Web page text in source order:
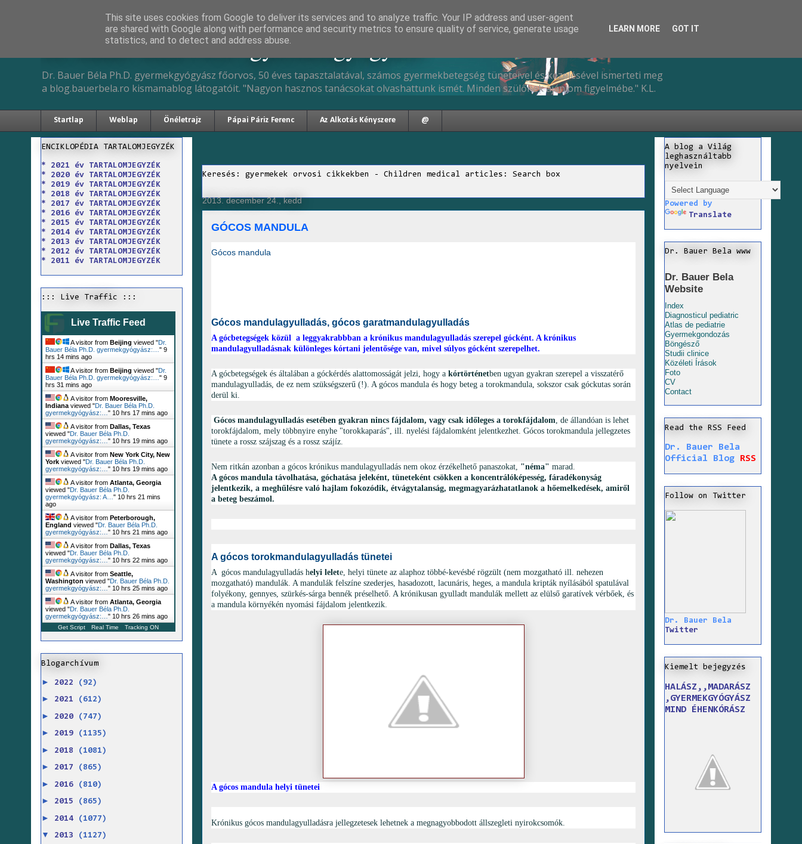
Dr. Bauer Béla Ph.D. gyermekgyógyász
Dr. Bauer Béla Ph.D. gyermekgyógyász főorvos, 50 éves tapasztalatával, számos gyermekbetegség tüneteivel és kezelésével ismerteti meg
a blog.bauerbela.ro kismamablog látogatóit. "Nagyon hasznos tanácsokat olvashattunk ismét. Minden szülőnek ajánlom figyelmébe." K.L.
Startlap Weblap Önéletrajz Pápai Páriz Ferenc Az Alkotás Kényszere @
Keresés: gyermekek orvosi cikkekben - Children medical articles: Search box
2013. december 24., kedd
GÓCOS MANDULA
Gócos mandula
Gócos mandulagyulladás, gócos garatmandulagyulladás
A gócbetegségek közül a leggyakrabbban a krónikus mandulagyulladás szerepel gócként. A krónikus
mandulagyulladásnak különleges kórtani jelentősége van, mivel súlyos gócként szerepelhet.
A gócbetegségek és általában a góckérdés alattomosságát jelzi, hogy a kórtörténetben ugyan gyakran szerepel a visszatérő
mandulagyulladás, de ez nem szükségszerű (!). A gócos mandula és hogy beteg a torokmandula, sokszor csak góckutas során
derül ki.
Gócos mandulagyulladás esetében gyakran nincs fájdalom, vagy csak időleges a torokfájdalom , de állandóan is lehet
torokfájdalom, mely többnyire enyhe "torokkaparás", ill. nyelési fájdalomként jelentkezhet. Gócos torokmandula jellegzetes
tünete a rossz szájszag és a rossz szájíz.
Nem ritkán azonban a gócos krónikus mandulagyulladás nem okoz érzékelhető panaszokat, "néma" marad.
A gócos mandula távolhatása, góchatása jeleként, tüneteként csökken a koncentrálóképesség, fáradékonyság
jelentkezik, a meghűlésre való hajlam fokozódik, étvágytalanság, megmagyarázhatatlanok a hőemelkedések, amiről
a beteg beszámol.
A gócos torokmandulagyulladás tünetei
A gócos mandulagyulladás helyi lelete, helyi tünete az alaphoz többé-kevésbé rögzült (nem mozgatható ill. nehezen
mozgatható) mandulák. A mandulák felszíne szederjes, hasadozott, lacunáris, heges, a mandula kripták nyílásából spatulával
folyékony, gennyes, szürkés-sárga bennék préselhető. A krónikusan gyulladt mandulák mellett az elülső garatívek vérbőek, és
a mandula környékén nyomási fájdalom jelentkezik.
A gócos mandula helyi tünetei
Krónikus gócos mandulagyulladásra jellegzetesek lehetnek a megnagyobbodott állszegleti nyirokcsomók.
ENCIKLOPÉDIA TARTALOMJEGYZÉK
* 2021 év TARTALOMJEGYZÉK
* 2020 év TARTALOMJEGYZÉK
* 2019 év TARTALOMJEGYZÉK
* 2018 év TARTALOMJEGYZÉK
* 2017 év TARTALOMJEGYZÉK
* 2016 év TARTALOMJEGYZÉK
* 2015 év TARTALOMJEGYZÉK
* 2014 év TARTALOMJEGYZÉK
* 2013 év TARTALOMJEGYZÉK
* 2012 év TARTALOMJEGYZÉK
* 2011 év TARTALOMJEGYZÉK
::: Live Traffic :::
Live Traffic Feed
A visitor from Beijing viewed "Dr.
Bauer Béla Ph.D. gyermekgyógyász:… " 9
hrs 14 mins ago
A visitor from Beijing viewed "Dr.
Bauer Béla Ph.D. gyermekgyógyász:… " 9
hrs 31 mins ago
A visitor from Mooresville,
Indiana viewed "Dr. Bauer Béla Ph.D.
gyermekgyógyász:… " 10 hrs 17 mins ago
A visitor from Dallas, Texas
viewed "Dr. Bauer Béla Ph.D.
gyermekgyógyász:… " 10 hrs 19 mins ago
A visitor from New York City, New
York viewed "Dr. Bauer Béla Ph.D.
gyermekgyógyász:… " 10 hrs 19 mins ago
A visitor from Atlanta, Georgia
viewed "Dr. Bauer Béla Ph.D.
gyermekgyógyász: A… " 10 hrs 21 mins
ago
A visitor from Peterborough,
England viewed "Dr. Bauer Béla Ph.D.
gyermekgyógyász:… " 10 hrs 22 mins ago
A visitor from Dallas, Texas
viewed "Dr. Bauer Béla Ph.D.
gyermekgyógyász:… " 10 hrs 22 mins ago
A visitor from Seattle,
Washington viewed "Dr. Bauer Béla Ph.D.
gyermekgyógyász:… " 10 hrs 25 mins ago
A visitor from Atlanta, Georgia
viewed "Dr. Bauer Béla Ph.D.
gyermekgyógyász:… " 10 hrs 26 mins ago
Get Script Real Time Tracking ON
Blogarchívum
► 2022 (92)
► 2021 (612)
► 2020 (747)
► 2019 (1135)
► 2018 (1081)
► 2017 (865)
► 2016 (810)
► 2015 (865)
► 2014 (1077)
▼ 2013 (1127)
A blog a Világ
leghasználtabb
nyelvein
Powered by
Translate
Dr. Bauer Bela www
Dr. Bauer Bela
Website
Index
Diagnosticul pediatric
Atlas de pediatrie
Gyermekgondozás
Böngésző
Studii clinice
Közéleti Írások
Foto
CV
Contact
Read the RSS Feed
Dr. Bauer Bela
Official Blog
RSS
Follow on Twitter
Dr. Bauer Bela
Twitter
Kiemelt bejegyzés
HALÁSZ,,MADARÁSZ
,GYERMEKGYÓGYÁSZ
MIND ÉHENKÓRÁSZ
This site uses cookies from Google to deliver its services and to analyze traffic. Your IP address and user-agent
are shared with Google along with performance and security metrics to ensure quality of service, generate usage
statistics, and to detect and address abuse.
LEARN MORE GOT IT